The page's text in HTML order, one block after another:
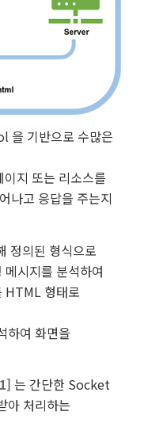
을 기반으로 수많은
지 또는 리소스를
나고 응답을 주는지
정의된 형식으로
시지를 분석하여
HTML 형태로
하여 화면을
는 간단한 Socket
아 처리하는